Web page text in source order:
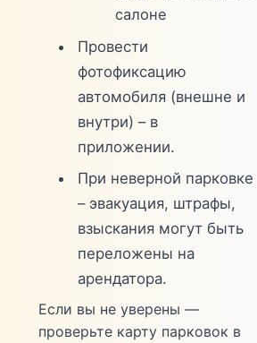
салоне
Провести
фотофиксацию
автомобиля (внешне и
внутри) – в
приложении.
При неверной парковке
– эвакуация, штрафы,
взыскания могут быть
переложены на
арендатора.
Если вы не уверены —
проверьте карту парковок в